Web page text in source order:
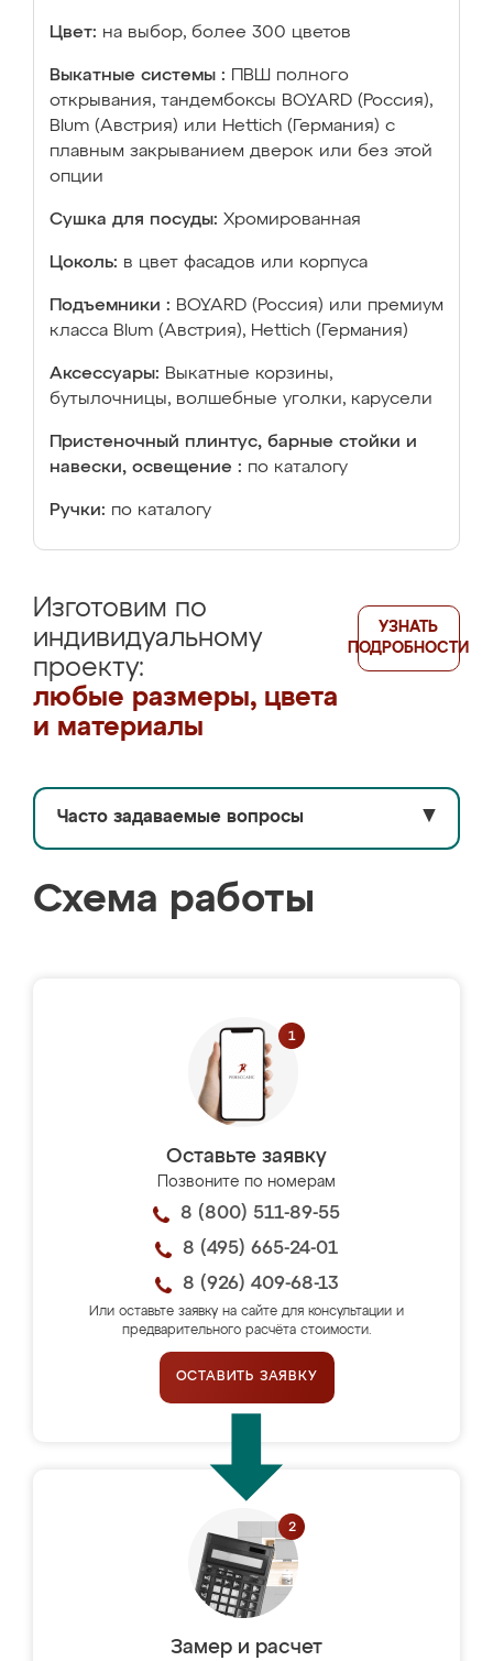
Цвет: на выбор, более 300 цветов
Выкатные системы :
ПВШ полного
открывания, тандембоксы BOYARD (Россия),
Blum (Австрия) или Hettich (Германия) с
плавным закрыванием дверок или без этой
опции
Сушка для посуды: Хромированная
Цоколь: в цвет фасадов или корпуса
Подъемники : BOYARD (Россия) или премиум
класса Blum (Австрия), Hettich (Германия)
Аксессуары: Выкатные корзины,
бутылочницы, волшебные уголки, карусели
Пристеночный плинтус, барные стойки и
навески, освещение : по каталогу
Ручки: по каталогу
Изготовим по
индивидуальному
проекту:
любые размеры, цвета
и материалы
УЗНАТЬ
ПОДРОБНОСТИ
Часто задаваемые вопросы ▼
Схема работы
Оставьте заявку
Позвоните по номерам
8 (800) 511-89-55
8 (495) 665-24-01
8 (926) 409-68-13
Или оставьте заявку на сайте для консультации и
предварительного расчёта стоимости.
ОСТАВИТЬ ЗАЯВКУ
Замер и расчет